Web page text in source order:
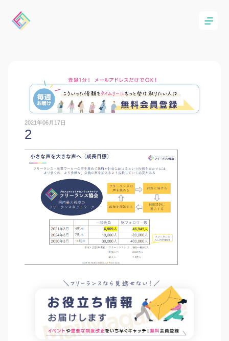
2021年06月17日
2